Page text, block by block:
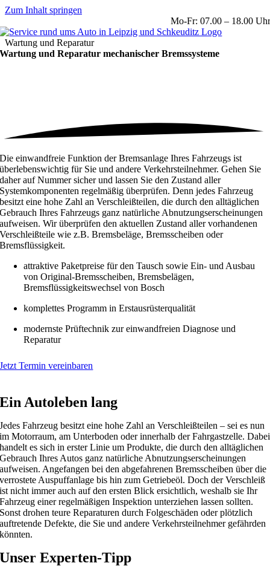
Zum Inhalt springen
Mo-Fr: 07.00 – 18.00 Uhr
Wartung und Reparatur
Wartung und Reparatur mechanischer Bremssysteme
Die einwandfreie Funktion der Bremsanlage Ihres Fahrzeugs ist
überlebenswichtig für Sie und andere Verkehrsteilnehmer. Gehen Sie
daher auf Nummer sicher und lassen Sie den Zustand aller
Systemkomponenten regelmäßig überprüfen. Denn jedes Fahrzeug
besitzt eine hohe Zahl an Verschleißteilen, die durch den alltäglichen
Gebrauch Ihres Fahrzeugs ganz natürliche Abnutzungserscheinungen
aufweisen. Wir überprüfen den aktuellen Zustand aller vorhandenen
Verschleißteile wie z.B. Bremsbeläge, Bremsscheiben oder
Bremsflüssigkeit.
attraktive Paketpreise für den Tausch sowie Ein- und Ausbau
von Original-Bremsscheiben, Bremsbelägen,
Bremsflüssigkeitswechsel von Bosch
komplettes Programm in Erstausrüsterqualität
modernste Prüftechnik zur einwandfreien Diagnose und
Reparatur
Jetzt Termin vereinbaren
Ein Autoleben lang
Jedes Fahrzeug besitzt eine hohe Zahl an Verschleißteilen – sei es nun
im Motorraum, am Unterboden oder innerhalb der Fahrgastzelle. Dabei
handelt es sich in erster Linie um Produkte, die durch den alltäglichen
Gebrauch Ihres Autos ganz natürliche Abnutzungserscheinungen
aufweisen. Angefangen bei den abgefahrenen Bremsscheiben über die
verrostete Auspuffanlage bis hin zum Getriebeöl. Doch der Verschleiß
ist nicht immer auch auf den ersten Blick ersichtlich, weshalb sie Ihr
Fahrzeug einer regelmäßigen Inspektion unterziehen lassen sollten.
Sonst drohen teure Reparaturen durch Folgeschäden oder plötzlich
auftretende Defekte, die Sie und andere Verkehrsteilnehmer gefährden
könnten.
Unser Experten-Tipp